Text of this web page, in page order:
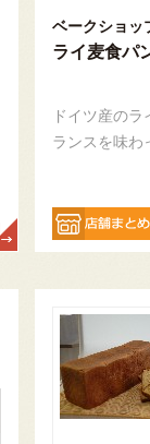
ベークショッ
ライ麦食パ
ドイツ産の
ランスを味わ